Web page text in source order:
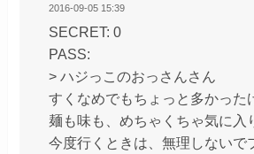
2016-09-05 15:39
SECRET: 0
PASS:
> ハジっこのおっさんさん
すくなめでもちょっと多かった
麺も味も、めちゃくちゃ気に入
今度行くときは、無理しないで